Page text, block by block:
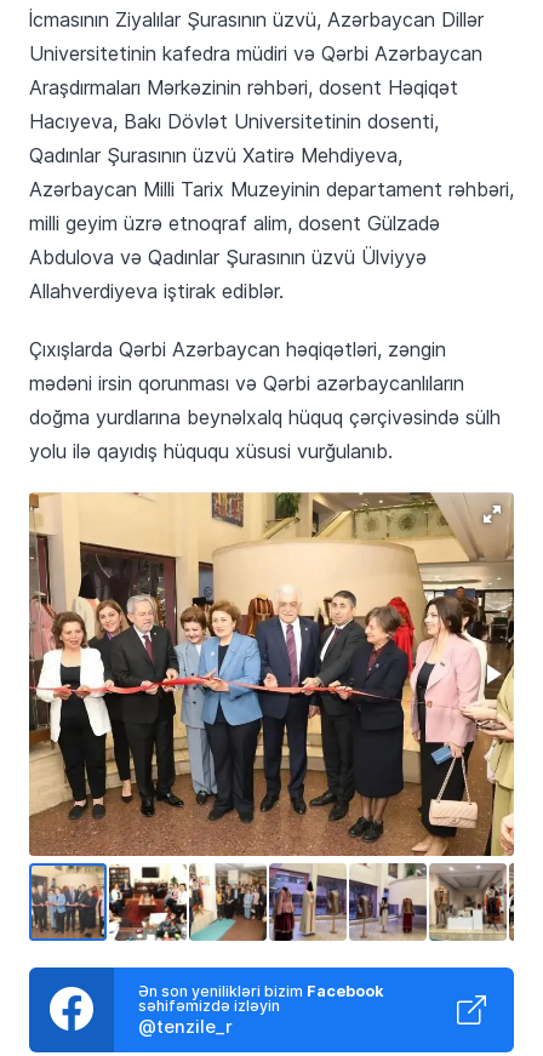
İcmasının Ziyalılar Şurasının üzvü, Azərbaycan Dillər
Universitetinin kafedra müdiri və Qərbi Azərbaycan
Araşdırmaları Mərkəzinin rəhbəri, dosent Həqiqət
Hacıyeva, Bakı Dövlət Universitetinin dosenti,
Qadınlar Şurasının üzvü Xatirə Mehdiyeva,
Azərbaycan Milli Tarix Muzeyinin departament rəhbəri,
milli geyim üzrə etnoqraf alim, dosent Gülzadə
Abdulova və Qadınlar Şurasının üzvü Ülviyyə
Allahverdiyeva iştirak ediblər.
Çıxışlarda Qərbi Azərbaycan həqiqətləri, zəngin
mədəni irsin qorunması və Qərbi azərbaycanlıların
doğma yurdlarına beynəlxalq hüquq çərçivəsində sülh
yolu ilə qayıdış hüququ xüsusi vurğulanıb.
Ən son yenilikləri bizim Facebook
səhifəmizdə izləyin
@tenzile_r